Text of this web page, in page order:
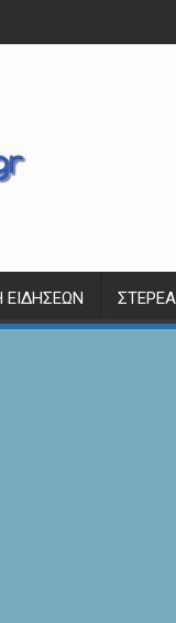
ΕΙΔΉΣΕΩΝ